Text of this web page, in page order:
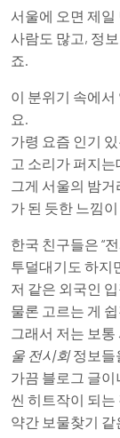
서울에 오면 제일
사람도 많고, 정
죠.
이 분위기 속에
요.
가령 요즘 인기
고 소리가 퍼지는
그게 서울의 밤
가 된 듯한 느낌
한국 친구들은 “
투덜대기도 하지
저 같은 외국인
물론 고르는 게
그래서 저는 보
울 전시회정보들
가끔 블로그 글
씬 히트작이 되는
약간 보물찾기